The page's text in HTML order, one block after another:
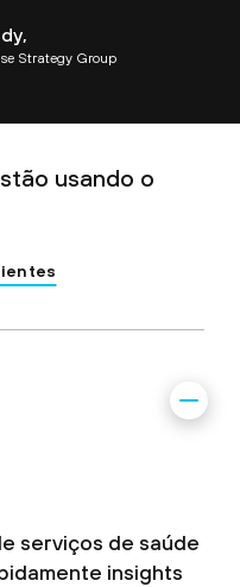
Strategy Group
usando o
serviços de saúde
insights